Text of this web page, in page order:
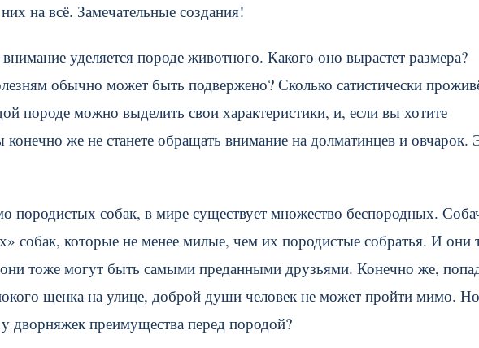
на всё. Замечательные создания!
уделяется породе животного. Какого оно вырастет размера?
обычно может быть подвержено? Сколько сатистически
породе можно выделить свои характеристики, и, если вы хотите
же не станете обращать внимание на долматинцев и овчарок.
породистых собак, в мире существует множество беспородных.
собак, которые не менее милые, чем их породистые собратья. И они
тоже могут быть самыми преданными друзьями. Конечно же,
щенка на улице, доброй души человек не может пройти мимо.
дворняжек преимущества перед породой?